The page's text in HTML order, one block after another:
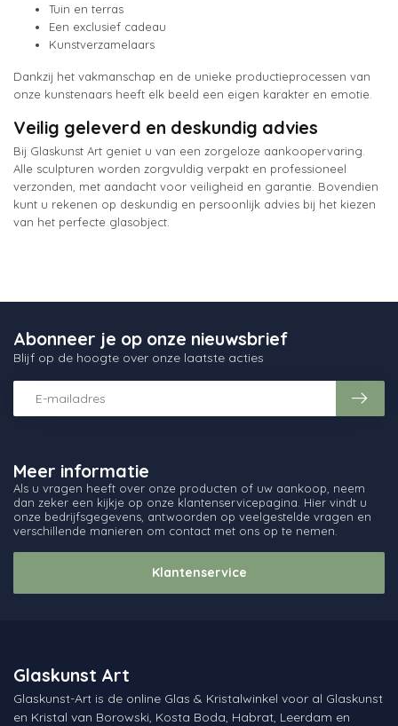
Tuin en terras
Een exclusief cadeau
Kunstverzamelaars
Dankzij het vakmanschap en de unieke productieprocessen van
onze kunstenaars heeft elk beeld een eigen karakter en emotie.
Veilig geleverd en deskundig advies
Bij Glaskunst Art geniet u van een zorgeloze aankoopervaring.
Alle sculpturen worden zorgvuldig verpakt en professioneel
verzonden, met aandacht voor veiligheid en garantie. Bovendien
kunt u rekenen op deskundig en persoonlijk advies bij het kiezen
van het perfecte glasobject.
Meer informatie
Als u vragen heeft over onze producten of uw aankoop, neem
dan zeker een kijkje op onze klantenservicepagina. Hier vindt u
onze bedrijfsgegevens, antwoorden op veelgestelde vragen en
verschillende manieren om contact met ons op te nemen.
Klantenservice
Abonneer je op onze nieuwsbrief
Blijf op de hoogte over onze laatste acties
Glaskunst Art
Glaskunst-Art is de online Glas & Kristalwinkel voor al Glaskunst
en Kristal van Borowski, Kosta Boda, Habrat, Leerdam en